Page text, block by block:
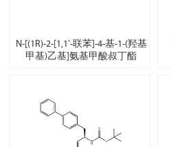
N-[(1R)-2-[1,1’-联苯]-4-基-1-(羟基
甲基)乙基]氨基甲酸叔丁酯